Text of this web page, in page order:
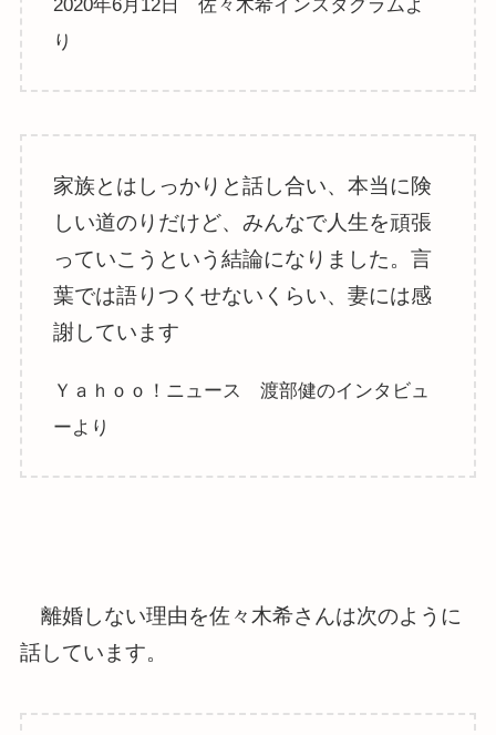
2020年6月12日 佐々木希インスタグラムよ
り
家族とはしっかりと話し合い、本当に険
しい道のりだけど、みんなで人生を頑張
っていこうという結論になりました。言
葉では語りつくせないくらい、妻には感
謝しています
Ｙａｈｏｏ！ニュース 渡部健のインタビュ
ーより
離婚しない理由を佐々木希さんは次のように
話しています。